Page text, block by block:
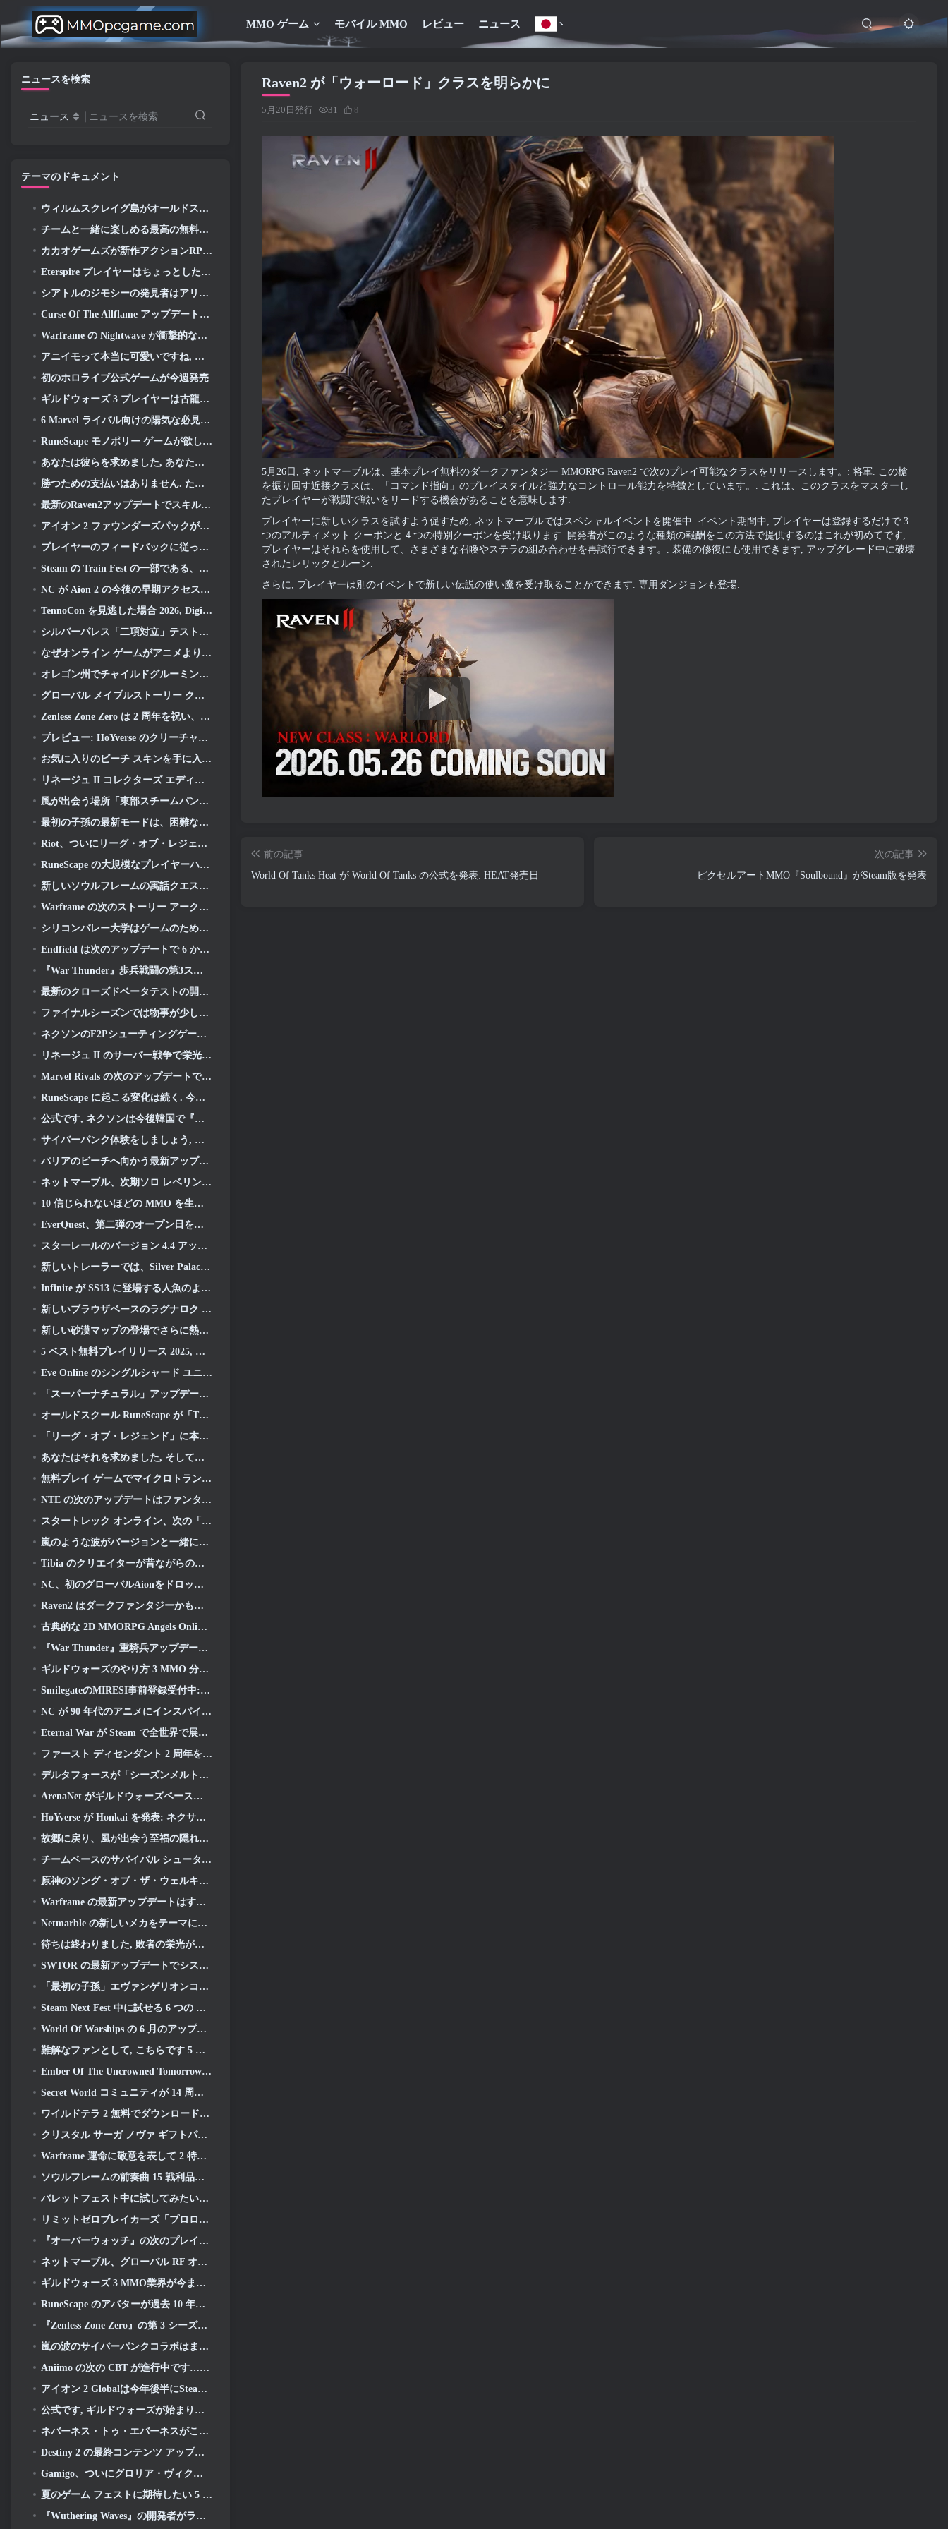
MMO ゲーム モバイル MMO レビュー ニュース
Raven2 が「ウォーロード」クラスを明らかに
5月20日発行 31 8
5月26日, ネットマーブルは、基本プレイ無料のダークファンタジー MMORPG Raven2 で次のプレイ可能なクラスをリリースします。: 将軍. この槍
を振り回す近接クラスは、「コマンド指向」のプレイスタイルと強力なコントロール能力を特徴としています。. これは、このクラスをマスターし
たプレイヤーが戦闘で戦いをリードする機会があることを意味します.
プレイヤーに新しいクラスを試すよう促すため, ネットマーブルではスペシャルイベントを開催中. イベント期間中, プレイヤーは登録するだけで 3
つのアルティメット クーポンと 4 つの特別クーポンを受け取ります. 開発者がこのような種類の報酬をこの方法で提供するのはこれが初めてです,
プレイヤーはそれらを使用して、さまざまな召喚やステラの組み合わせを再試行できます。. 装備の修復にも使用できます, アップグレード中に破壊
されたレリックとルーン.
さらに, プレイヤーは別のイベントで新しい伝説の使い魔を受け取ることができます. 専用ダンジョンも登場.
前の記事
World Of Tanks Heat が World Of Tanks の公式を発表: HEAT発売日
次の記事
ピクセルアートMMO『Soulbound』がSteam版を発表
ニュースを検索
ニュース ニュースを検索
テーマのドキュメント
ウィルムスクレイグ島がオールドスクール RuneScape で探索できるようになりました
チームと一緒に楽しめる最高の無料プレイ ゲーム (2026)
カカオゲームズが新作アクションRPGを発表, ガーディアンメイデン
Eterspire プレイヤーはちょっとしたタイムトラベルができるようになりました…お楽しみとして
シアトルのジモシーの発見者はアリーナネットと関係がある, もちろん、彼らはそれをギルドウォーズに追加しています 2
Curse Of The Allflame アップデートに続き、Path Of Exile がフィードバックに基づいていくつかの変更を発表
Warframe の Nightwave が衝撃的な方法で復活しようとしている
アニイモって本当に可愛いですね, そしてプリティ・チル
初のホロライブ公式ゲームが今週発売
ギルドウォーズ 3 プレイヤーは古龍が目覚める前にティリアの世界を体験できるようになります
6 Marvel ライバル向けの陽気な必見のオーディオ MOD
RuneScape モノポリー ゲームが欲しい人? 誰かが途中にいるから
あなたは彼らを求めました, あなたはそれらを手に入れています. ドラゴンがアルビオンオンラインにやってくる
勝つための支払いはありません. ただのラグナロク. Origin Classic が 7 月に発売 23
最新のRaven2アップデートでスキル覚醒システムが導入, プレイヤーにスキルを向上させるためのより多くの方法を提供する
アイオン 2 ファウンダーズパックが購入可能, 5 日間の早期アクセスが完了します
プレイヤーのフィードバックに従ってください, リーグ・オブ・レジェンドのクラシックプレイヤーはクラシックスキンにお金を払う必要がありません
Steam の Train Fest の一部である、おそらく見逃している 8 つの無料プレイ ゲーム
NC が Aion 2 の今後の早期アクセスに関する詳細を共有
TennoCon を見逃した場合 2026, Digital Extremes がすべてのパネルを共有
シルバーパレス「二項対立」テストへの招待が終了
なぜオンライン ゲームがアニメよりも優れたアニメを作るのか
オレゴン州でチャイルドグルーミング事件を申し立て、Robloxに対して新たな訴訟を起こす
グローバル メイプルストーリー クラシック ワールド セカンド クローズド テストへのサインアップ
Zenless Zone Zero は 2 周年を祝い、プレイヤーに無料の S ランク エージェントの選択を提供します
プレビュー: HoYverse のクリーチャー収集ゲーム Honkai について知っておくべきこと: リンクソウル
お気に入りのビーチ スキンを手に入れましょう, オーバーウォッチに夏のゲームが帰ってきた
リネージュ II コレクターズ エディションのビニール アルバムで 22 周年を祝う
風が出会う場所「東部スチームパンク」バージョン 2.0
最初の子孫の最新モードは、困難なヴォイド迎撃戦と深層を融合させます
Riot、ついにリーグ・オブ・レジェンドのクラシックモードの発売日を明らかに
RuneScape の大規模なプレイヤーハウジングアップデートを待つのはもう終わりです
新しいソウルフレームの寓話クエストが発表されました
Warframe の次のストーリー アークはプレイヤーをまったく新しいスター チャートに連れて行きます, タウシステム
シリコンバレー大学はゲームのための奨学金を提供していますが、その要件のいくつかは興味深いものです
Endfield は次のアップデートで 6 か月間の工場とジップラインを祝う
『War Thunder』歩兵戦闘の第3ステージクローズドベータテストが発表
最新のクローズドベータテストの開始に伴い、新しいAniimoトレーラーが公開されました
ファイナルシーズンでは物事が少しレトロになります 11 アップデート
ネクソンのF2Pシューティングゲーム『サドンアタック ゼロポイント』最終クローズドβテストが本日スタート
リネージュ II のサーバー戦争で栄光のために戦いましょう
Marvel Rivals の次のアップデートでは神との戦いが始まります
RuneScape に起こる変化は続く. 今回はプレイヤーハウジングです
公式です, ネクソンは今後韓国で『オーバーウォッチ』を出版する予定
サイバーパンク体験をしましょう, サイバー精神病を完全に抱えている, 『Apex Legends』の次のクロスオーバーイベントで
パリアのビーチへ向かう最新アップデート
ネットマーブル、次期ソロ レベリング ゲームの詳細を公開, ソロレベリング: KARMA アニメエキスポにて
10 信じられないほどの MMO を生み出すアニメの世界
EverQuest、第二弾のオープン日を発表 2026 タイムロック拡張サーバー
スターレールのバージョン 4.4 アップデート
新しいトレーラーでは、Silver Palace のゲームプレイを紹介します
Infinite が SS13 に登場する人魚のようなヒーローを初公開: 残光
新しいブラウザベースのラグナロク MMORPG, ラグナロクユニバースを発表
新しい砂漠マップの登場でさらに熱くなる
5 ベスト無料プレイリリース 2025, まだプレイする価値はありますか 2026?
Eve Online のシングルシャード ユニバースを動かすゲーム エンジンがオープンソースになりました
「スーパーナチュラル」アップデートでスーパーバグがスーパーアニマルロイヤルに侵入
オールドスクール RuneScape が「The Blood Moon Rises」グランドマスタークエストをドロップ, 20年にわたるクエストラインに終止符を打つ
「リーグ・オブ・レジェンド」に本当にクラシックモードが登場
あなたはそれを求めました, そしてあなたはそれを理解しています. Eterspireでギルドが利用可能になりました
無料プレイ ゲームでマイクロトランザクションが行き過ぎている?
NTE の次のアップデートはファンタジー テーブルトップ ゲームに少し寄り道します
スタートレック オンライン、次の「アンディスカバード」シーズンの開始を発表
嵐のような波がバージョンと一緒にXboxに登場 3.5 アップデート
Tibia のクリエイターが昔ながらのゾンビ MMORPG の新しいプレイテストを発表, オンラインで維持
NC、初のグローバルAionをドロップ 2 開発ビデオ, ゲームの詳細を共有する
Raven2 はダークファンタジーかもしれません, それでも夏の楽しみは終わりません
古典的な 2D MMORPG Angels Online が本日グローバルで開始
『War Thunder』重騎兵アップデートで対放射線ミサイルと電子支援手段を追加
ギルドウォーズのやり方 3 MMO 分野での革新を目指しているかもしれない
SmilegateのMIRESI事前登録受付中: 見えない未来
NC が 90 年代のアニメにインスパイアされたアート スタイルを取り入れた魔法少女 RPG を開発中
Eternal War が Steam で全世界で展開中
ファースト ディセンダント 2 周年をディセンダント フェストで祝う 2026 ストリーム
デルタフォースが「シーズンメルトダウン」を明らかに, レインボーシックス シージコラボを発表
ArenaNet がギルドウォーズベースのカードゲームを公開, ミストバウンド
HoYverse が Honkai を発表: ネクサスアニメ「進化試験」
故郷に戻り、風が出会う至福の隠れ家を取り戻す時が来ました
チームベースのサバイバル シューター タイムテイカー向けの 2 回目の「独占」ベータ テストが発表
原神のソング・オブ・ザ・ウェルキン・ムーンのストーリーラインが終わりを迎えます。. オン・ザ・ムーン
Warframe の最新アップデートはすべての宇宙お父さんを祝う
Netmarble の新しいメカをテーマにした MMORPG RF オンラインが次に世界的に開始
待ちは終わりました, 敗者の栄光が戻ってきた
SWTOR の最新アップデートでシスの遺産のストーリーラインが本日終結を迎える
「最初の子孫」エヴァンゲリオンコラボイベント開催決定
Steam Next Fest 中に試せる 6 つの MMORPG
World Of Warships の 6 月のアップデートで米国独立記念日を新しいナラティブ キャンペーンで祝う
難解なファンとして, こちらです 5 ライオット MMO に見たいもの
Ember Of The Uncrowned Tomorrow の Steam Next Fest デモを事前ダウンロードできます
Secret World コミュニティが 14 周年を祝い、一緒に解決しなければならない謎を発表
ワイルドテラ 2 無料でダウンロード可能 (そしてキープ) 期間限定
クリスタル サーガ ノヴァ ギフトパック キープレゼント
Warframe 運命に敬意を表して 2 特別なゲーム内アクティビティとタイトル付き
ソウルフレームの前奏曲 15 戦利品と釣りを再構築するアップデート
バレットフェスト中に試してみたい無料プレイゲーム 5 選
リミットゼロブレイカーズ「プロローグテスト」本日開始
『オーバーウォッチ』の次のプレイアブルキャラクターは過労のサイボーグ犯罪ボスになるようだ
ネットマーブル、グローバル RF オンラインの次回開始日を発表
ギルドウォーズ 3 MMO業界が今まさに必要としているものかもしれない
RuneScape のアバターが過去 10 年間で最大のビジュアルアップデートで全面的に刷新される
『Zenless Zone Zero』の第 3 シーズンは、天空のバンブー島への旅から始まります, そしてSteamプラットフォームへ
嵐の波のサイバーパンクコラボはまさに私がビデオゲームのクロスオーバーイベントに求めていたものです
Aniimo の次の CBT が進行中です…そして, 正式な開始期間があります
アイオン 2 Globalは今年後半にSteamとPurpleで発売予定
公式です, ギルドウォーズが始まります 3
ネバーネス・トゥ・エバーネスがこんなに早くポルシェコラボガチャをやるのは間違いだったかもしれないと思った, でも私は間違っていた
Destiny 2 の最終コンテンツ アップデートのトレーラーは雄叫びを上げています
Gamigo、ついにグロリア・ヴィクティスの復帰日を明らかに, 二度目も生き残れるか?
夏のゲーム フェストに期待したい 5 つの基本プレイ無料ゲーム
『Wuthering Waves』の開発者がラハイとロイのメカ戦闘シーケンスの作成について議論